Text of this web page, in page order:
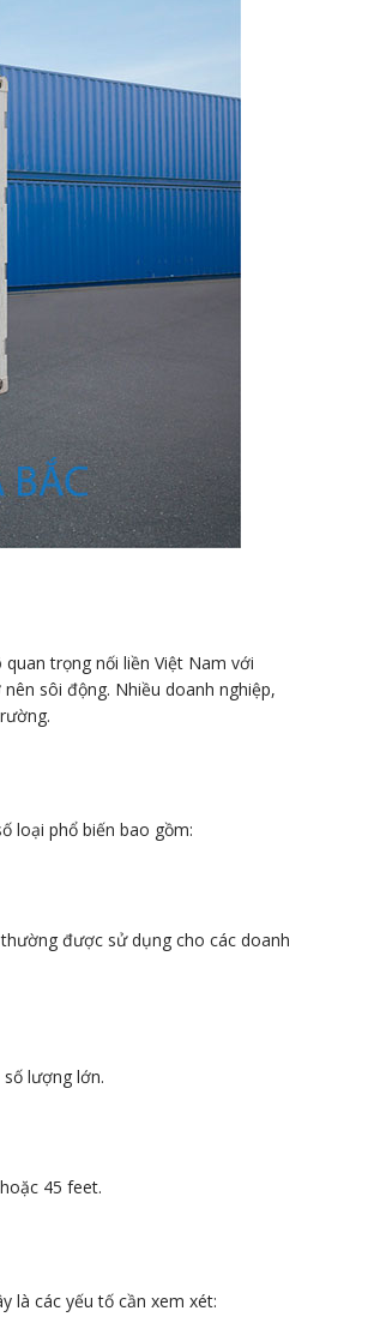
trọng nối liền Việt Nam với
sôi động. Nhiều doanh nghiệp,
loại phổ biến bao gồm:
được sử dụng cho các doanh
lượng lớn.
hoặc 45 feet.
là các yếu tố cần xem xét: